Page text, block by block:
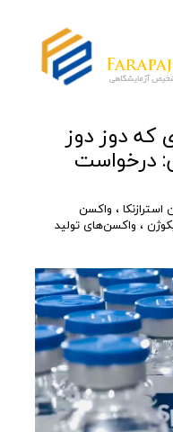
که دوز دوز
درخواست
، واکسن
، واکسن‌های تولید